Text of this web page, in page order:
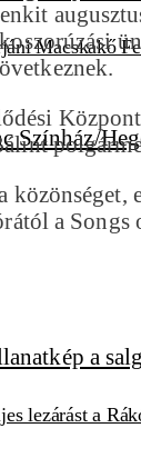
Macskakő
lezárást a
a